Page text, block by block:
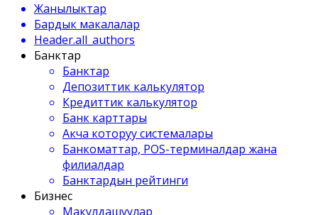
Жанылыктар
Бардык макалалар
Header.all_authors
Банктар
Банктар
Депозиттик калькулятор
Кредиттик калькулятор
Банк карттары
Акча которуу системалары
Банкоматтар, POS-терминалдар жана
филиалдар
Банктардын рейтинги
Бизнес
Макулдашуулар